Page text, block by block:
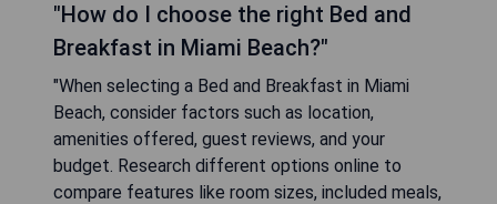
"How do I choose the right Bed and
Breakfast in Miami Beach?"
"When selecting a Bed and Breakfast in Miami
Beach, consider factors such as location,
amenities offered, guest reviews, and your
budget. Research different options online to
compare features like room sizes, included meals,